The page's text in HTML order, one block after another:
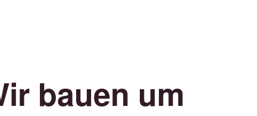
bauen um